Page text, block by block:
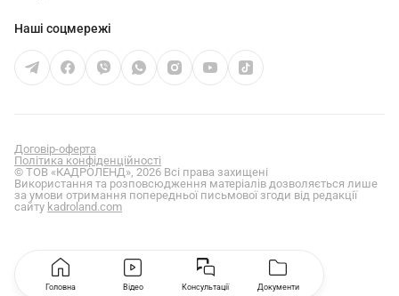
Наші соцмережі
Договір-оферта
Політика конфіденційності
© ТОВ «КАДРОЛЕНД», 2026 Всі права захищені
Використання та розповсюдження матеріалів дозволяється лише
за умови отримання попередньої письмової згоди від редакції
сайту kadroland.com
Головна Відео Консультації Документи